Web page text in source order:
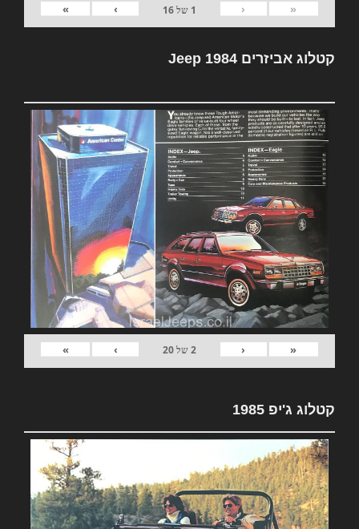
«
‹
1 של16
›
»
קטלוג אביזרים Jeep 1984
«
‹
2של20
›
»
קטלוג ג'יפ 1985